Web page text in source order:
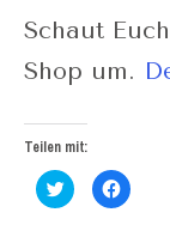
Schaut
Shop um.
Teilen mit:
Klick,
um
Klick,
um